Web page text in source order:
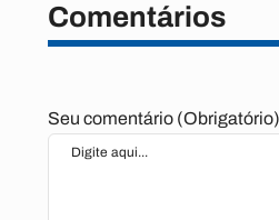
Comentários
Seu comentário (Obrigatório)